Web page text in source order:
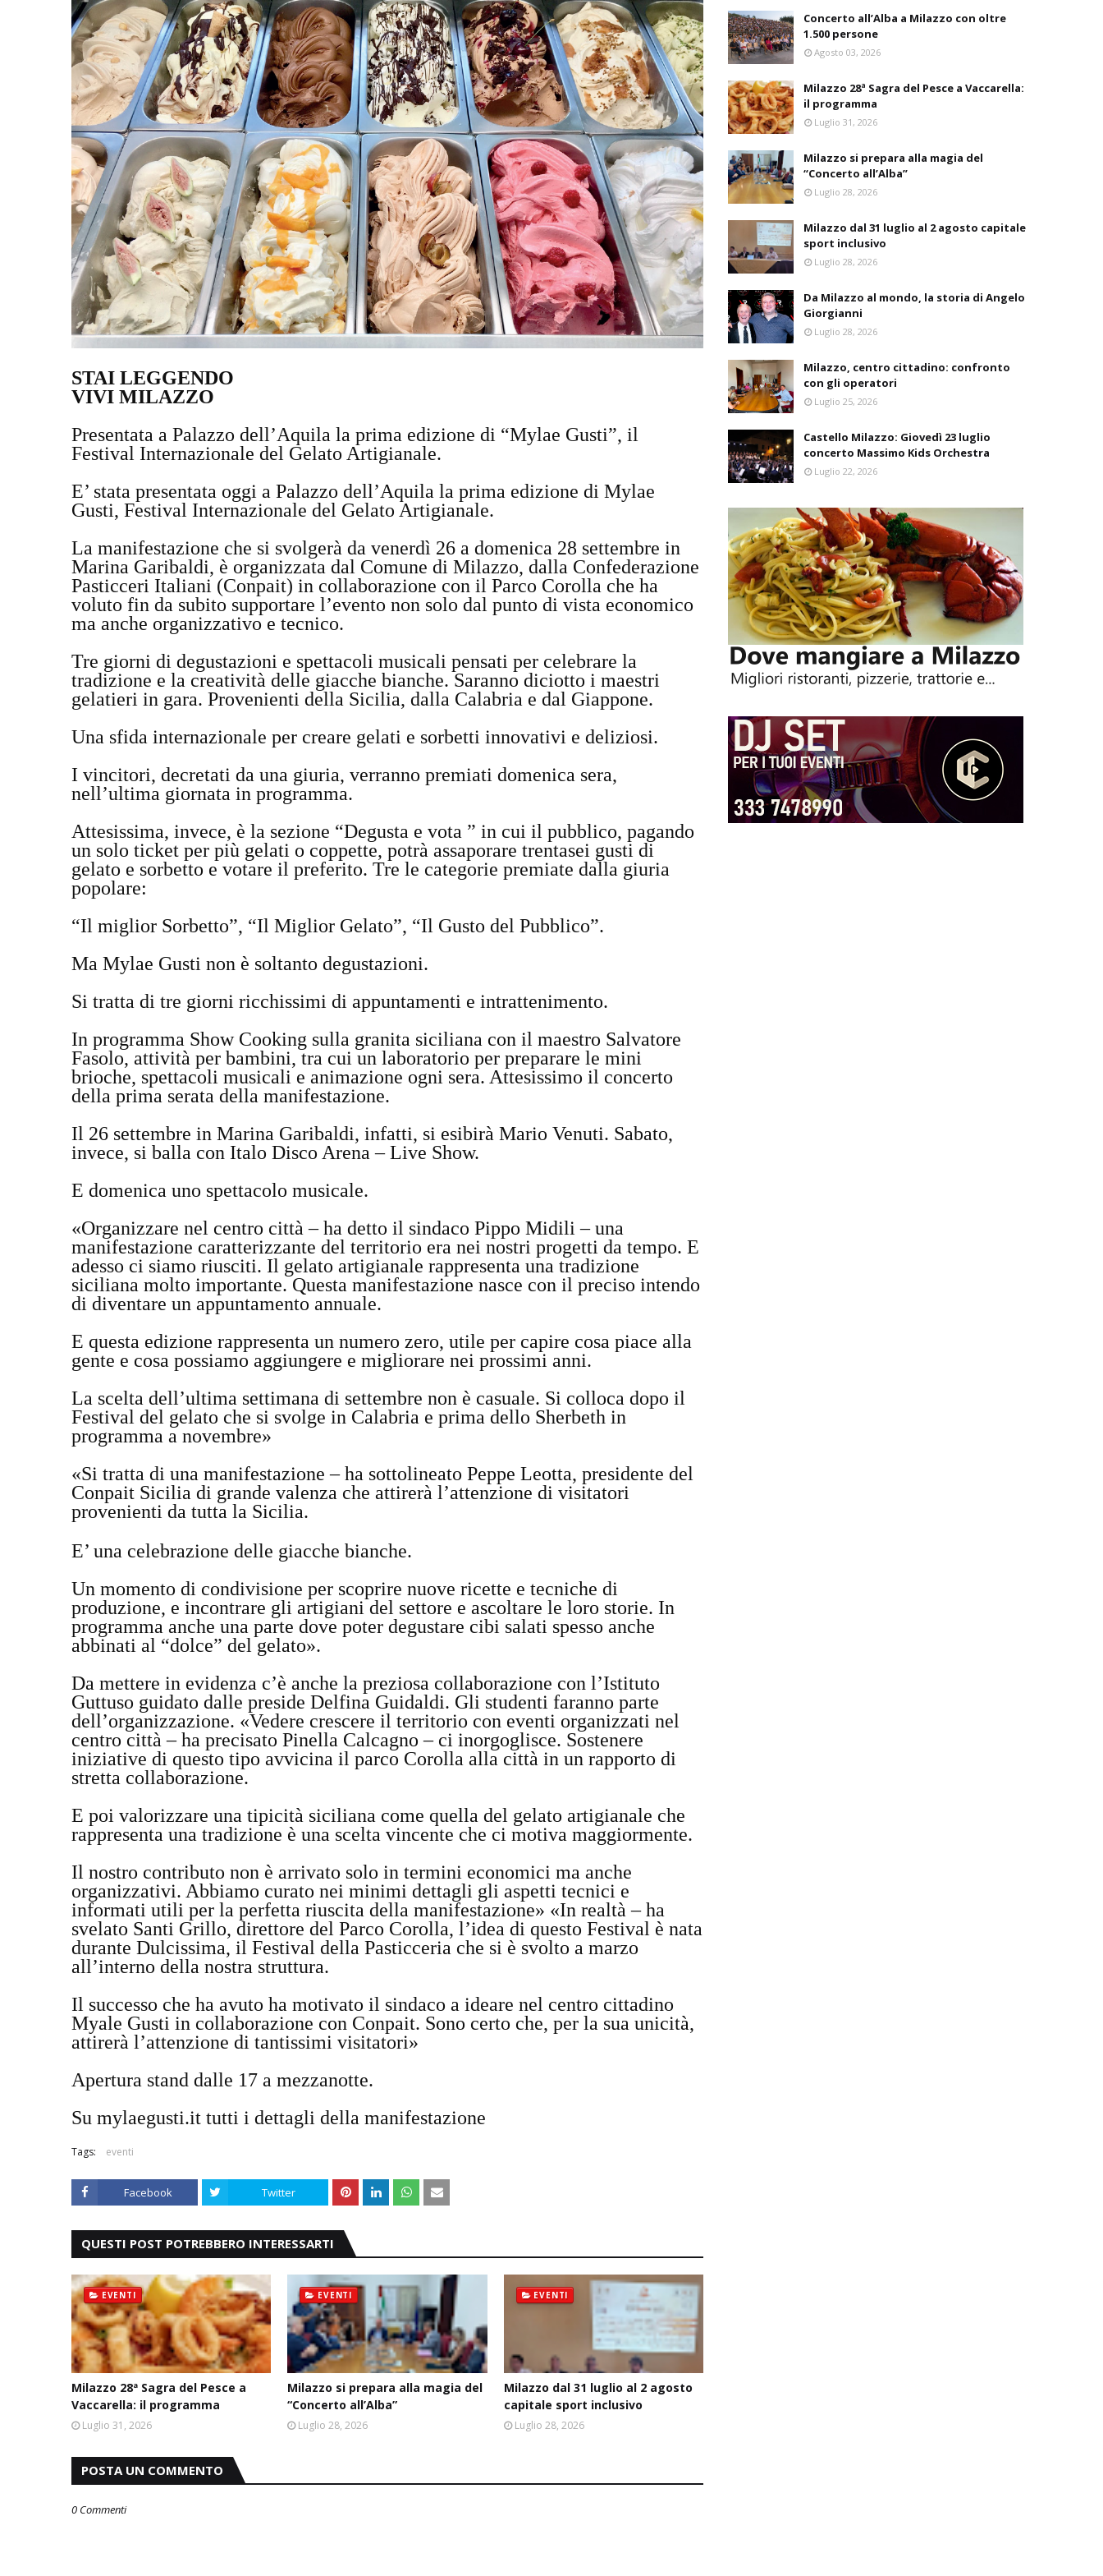
STAI LEGGENDO
VIVI MILAZZO
Presentata a Palazzo dell’Aquila la prima edizione di “Mylae Gusti”, il
Festival Internazionale del Gelato Artigianale.
E’ stata presentata oggi a Palazzo dell’Aquila la prima edizione di Mylae
Gusti, Festival Internazionale del Gelato Artigianale.
La manifestazione che si svolgerà da venerdì 26 a domenica 28 settembre in
Marina Garibaldi, è organizzata dal Comune di Milazzo, dalla Confederazione
Pasticceri Italiani (Conpait) in collaborazione con il Parco Corolla che ha
voluto fin da subito supportare l’evento non solo dal punto di vista economico
ma anche organizzativo e tecnico.
Tre giorni di degustazioni e spettacoli musicali pensati per celebrare la
tradizione e la creatività delle giacche bianche. Saranno diciotto i maestri
gelatieri in gara. Provenienti della Sicilia, dalla Calabria e dal Giappone.
Una sfida internazionale per creare gelati e sorbetti innovativi e deliziosi.
I vincitori, decretati da una giuria, verranno premiati domenica sera,
nell’ultima giornata in programma.
Attesissima, invece, è la sezione “Degusta e vota ” in cui il pubblico, pagando
un solo ticket per più gelati o coppette, potrà assaporare trentasei gusti di
gelato e sorbetto e votare il preferito. Tre le categorie premiate dalla giuria
popolare:
“Il miglior Sorbetto”, “Il Miglior Gelato”, “Il Gusto del Pubblico”.
Ma Mylae Gusti non è soltanto degustazioni.
Si tratta di tre giorni ricchissimi di appuntamenti e intrattenimento.
In programma Show Cooking sulla granita siciliana con il maestro Salvatore
Fasolo, attività per bambini, tra cui un laboratorio per preparare le mini
brioche, spettacoli musicali e animazione ogni sera. Attesissimo il concerto
della prima serata della manifestazione.
Il 26 settembre in Marina Garibaldi, infatti, si esibirà Mario Venuti. Sabato,
invece, si balla con Italo Disco Arena – Live Show.
E domenica uno spettacolo musicale.
«Organizzare nel centro città – ha detto il sindaco Pippo Midili – una
manifestazione caratterizzante del territorio era nei nostri progetti da tempo. E
adesso ci siamo riusciti. Il gelato artigianale rappresenta una tradizione
siciliana molto importante. Questa manifestazione nasce con il preciso intendo
di diventare un appuntamento annuale.
E questa edizione rappresenta un numero zero, utile per capire cosa piace alla
gente e cosa possiamo aggiungere e migliorare nei prossimi anni.
La scelta dell’ultima settimana di settembre non è casuale. Si colloca dopo il
Festival del gelato che si svolge in Calabria e prima dello Sherbeth in
programma a novembre»
«Si tratta di una manifestazione – ha sottolineato Peppe Leotta, presidente del
Conpait Sicilia di grande valenza che attirerà l’attenzione di visitatori
provenienti da tutta la Sicilia.
E’ una celebrazione delle giacche bianche.
Un momento di condivisione per scoprire nuove ricette e tecniche di
produzione, e incontrare gli artigiani del settore e ascoltare le loro storie. In
programma anche una parte dove poter degustare cibi salati spesso anche
abbinati al “dolce” del gelato».
Da mettere in evidenza c’è anche la preziosa collaborazione con l’Istituto
Guttuso guidato dalle preside Delfina Guidaldi. Gli studenti faranno parte
dell’organizzazione. «Vedere crescere il territorio con eventi organizzati nel
centro città – ha precisato Pinella Calcagno – ci inorgoglisce. Sostenere
iniziative di questo tipo avvicina il parco Corolla alla città in un rapporto di
stretta collaborazione.
E poi valorizzare una tipicità siciliana come quella del gelato artigianale che
rappresenta una tradizione è una scelta vincente che ci motiva maggiormente.
Il nostro contributo non è arrivato solo in termini economici ma anche
organizzativi. Abbiamo curato nei minimi dettagli gli aspetti tecnici e
informati utili per la perfetta riuscita della manifestazione» «In realtà – ha
svelato Santi Grillo, direttore del Parco Corolla, l’idea di questo Festival è nata
durante Dulcissima, il Festival della Pasticceria che si è svolto a marzo
all’interno della nostra struttura.
Il successo che ha avuto ha motivato il sindaco a ideare nel centro cittadino
Myale Gusti in collaborazione con Conpait. Sono certo che, per la sua unicità,
attirerà l’attenzione di tantissimi visitatori»
Apertura stand dalle 17 a mezzanotte.
Su mylaegusti.it tutti i dettagli della manifestazione
Tags: eventi
Facebook Twitter
QUESTI POST POTREBBERO INTERESSARTI
EVENTI
Milazzo 28ª Sagra del Pesce a
Vaccarella: il programma
Luglio 31, 2026
EVENTI
Milazzo si prepara alla magia del
“Concerto all’Alba”
Luglio 28, 2026
EVENTI
Milazzo dal 31 luglio al 2 agosto
capitale sport inclusivo
Luglio 28, 2026
POSTA UN COMMENTO
0 Commenti
Concerto all’Alba a Milazzo con oltre
1.500 persone
Agosto 03, 2026
Milazzo 28ª Sagra del Pesce a Vaccarella:
il programma
Luglio 31, 2026
Milazzo si prepara alla magia del
“Concerto all’Alba”
Luglio 28, 2026
Milazzo dal 31 luglio al 2 agosto capitale
sport inclusivo
Luglio 28, 2026
Da Milazzo al mondo, la storia di Angelo
Giorgianni
Luglio 28, 2026
Milazzo, centro cittadino: confronto
con gli operatori
Luglio 25, 2026
Castello Milazzo: Giovedì 23 luglio
concerto Massimo Kids Orchestra
Luglio 22, 2026